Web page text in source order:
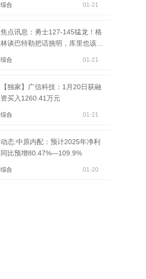
综合 01-21
焦点讯息：勇士127-145猛龙！格
林谈巴特勒把话挑明，库里也该看
综合 01-21
【独家】广信科技：1月20日获融
资买入1260.41万元
综合 01-21
动态:中原内配：预计2025年净利
同比预增80.47%—109.9%
综合 01-20